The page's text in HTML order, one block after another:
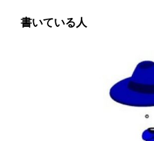
書いている人